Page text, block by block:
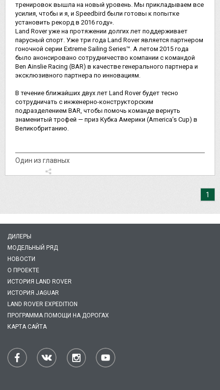
тренировок вышла на новый уровень. Мы прикладываем все
усилия, чтобы и я, и Speedbird были готовы к попытке
установить рекорд в 2016 году».
Land Rover уже на протяжении долгих лет поддерживает
парусный спорт. Уже три года Land Rover является партнером
гоночной серии Extreme Sailing Series™. А летом 2015 года
было анонсировано сотрудничество компании с командой
Ben Ainslie Racing (BAR) в качестве генерального партнера и
эксклюзивного партнера по инновациям.
В течение ближайших двух лет Land Rover будет тесно
сотрудничать с инженерно-конструкторским
подразделением BAR, чтобы помочь команде вернуть
знаменитый трофей — приз Кубка Америки (America’s Cup) в
Великобританию.
Один из главных
1
ДИЛЕРЫ
МОДЕЛЬНЫЙ РЯД
НОВОСТИ
О ПРОЕКТЕ
ИСТОРИЯ LAND ROVER
ИСТОРИЯ JAGUAR
LAND ROVER EXPEDITION
ПРОГРАММА ПОМОЩИ НА ДОРОГАХ
КАРТА САЙТА